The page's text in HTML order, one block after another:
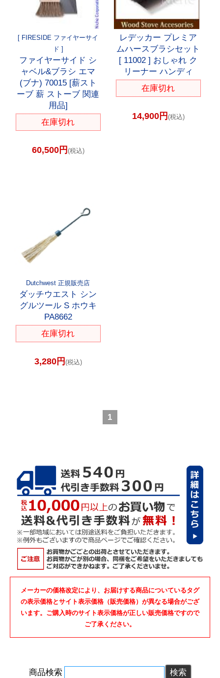
[ FIRESIDE ファイヤーサイ
ド ]
ファイヤーサイド シ
ャベル&ブラシ エマ
(ブナ) 70015 [薪スト
ーブ 薪 ストーブ 関連
用品]
在庫切れ
60,500円 (税込)
レデッカー プレミア
ムハースブラシセット
[ 11002 ] おしゃれ ク
リーナー ハンディ
在庫切れ
14,900円 (税込)
Dutchwest 正規販売店
ダッチウエスト シン
グルツール S ホウキ
PA8662
在庫切れ
3,280円 (税込)
1
メーカーの価格改定により、お届けする商品についているタグ
の表示価格とサイト表示価格（販売価格）が異なる場合がござ
います。ご購入時のサイト表示価格が正しい販売価格ですので
ご了承ください。
商品検索